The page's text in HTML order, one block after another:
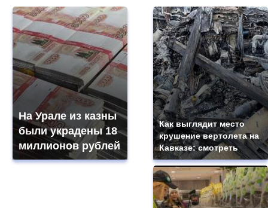
На Урале из казны
были украдены 18
миллионов рублей
Как выглядит место
крушение вертолета на
Кавказе: смотреть